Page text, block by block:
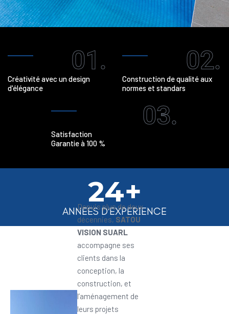
01.
Créativité avec un design
d'élégance
02.
Construction de qualité aux
normes et standars
03.
Satisfaction
Garantie à 100 %
24+
ANNEES D'EXPERIENCE
Depuis plus de deux
décennies, SATOU
VISION SUARL
accompagne ses
clients dans la
conception, la
construction, et
l’aménagement de
leurs projets